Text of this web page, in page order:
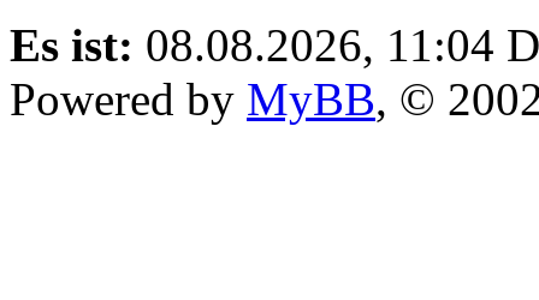
Es ist: 08.08.2026, 11:04
Powered by MyBB, ©